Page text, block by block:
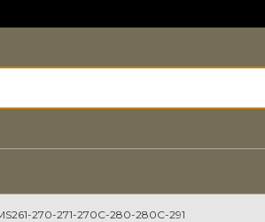
270-271-270C-280-280C-291